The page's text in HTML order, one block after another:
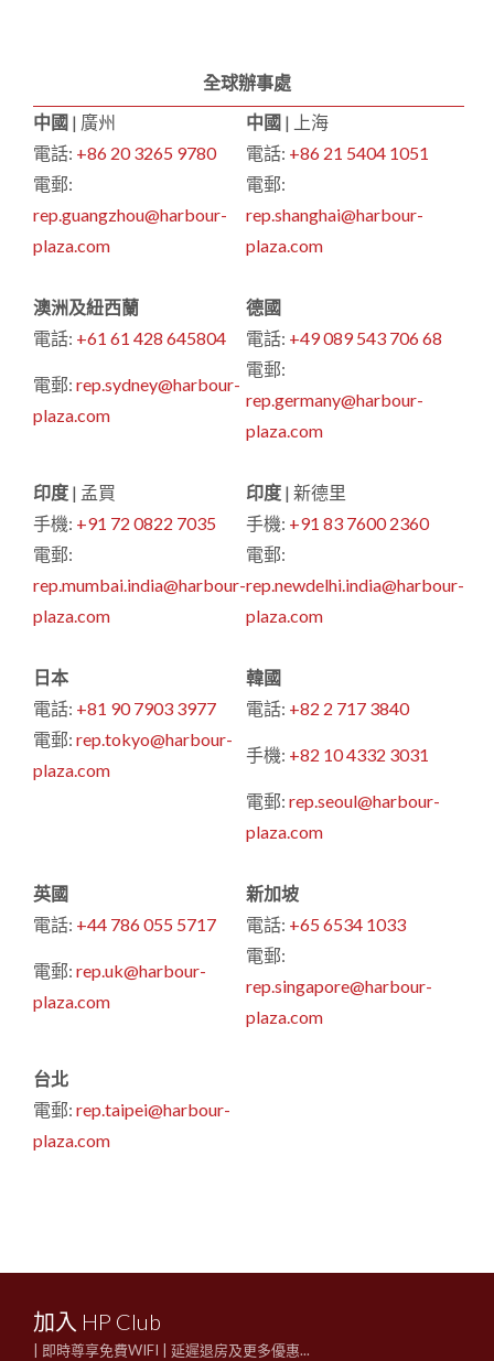
全球辦事處
中國 | 廣州 中國 | 上海
電話: +86 20 3265 9780 電話: +86 21 5404 1051
電郵:
rep.guangzhou@harbour-
plaza.com
電郵:
rep.shanghai@harbour-
plaza.com
澳洲及紐西蘭
德國
電話: +61 61 428 645804 電話: +49 089 543 706 68
電郵: rep.sydney@harbour-
plaza.com
電郵:
rep.germany@harbour-
plaza.com
印度 | 孟買 印度 | 新德里
手機: +91 72 0822 7035 手機: +91 83 7600 2360
電郵:
rep.mumbai.india@harbour-
plaza.com
電郵:
rep.newdelhi.india@harbour-
plaza.com
日本
韓國
電話: +81 90 7903 3977 電話: +82 2 717 3840
電郵: rep.tokyo@harbour-
plaza.com
手機: +82 10 4332 3031
電郵: rep.seoul@harbour-
plaza.com
英國
新加坡
電話: +44 786 055 5717 電話: +65 6534 1033
電郵: rep.uk@harbour-
plaza.com
電郵:
rep.singapore@harbour-
plaza.com
台北
電郵: rep.taipei@harbour-
plaza.com
加入 HP Club
| 即時尊享免費WIFI | 延遲退房及更多優惠...